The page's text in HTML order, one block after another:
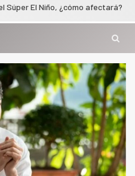
¿cómo afectará?